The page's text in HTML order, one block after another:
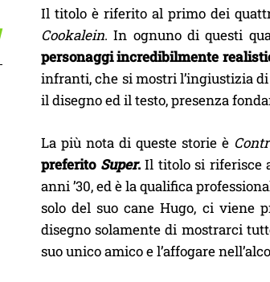
Il titolo è riferito al primo dei
Cookalein. In ognuno di questi
personaggi incredibilmente
infranti, che si mostri l’ingiustizia
il disegno ed il testo, presenza
La più nota di queste storie è
preferito Super.Il titolo si riferisce
anni ’30, ed è la qualifica
solo del suo cane Hugo, ci viene
disegno solamente di mostrarci
suo unico amico e l’affogare